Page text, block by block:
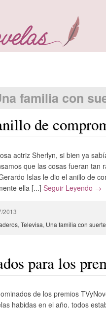
familia con
de
actriz Sherlyn, si bien ya
que las cosas fueran tan
Islas le dio el anillo de
ella [...]Seguir Leyendo →
2013
, Televisa, Una familia con suerte
para los
de los premios
habidas en el año. todos